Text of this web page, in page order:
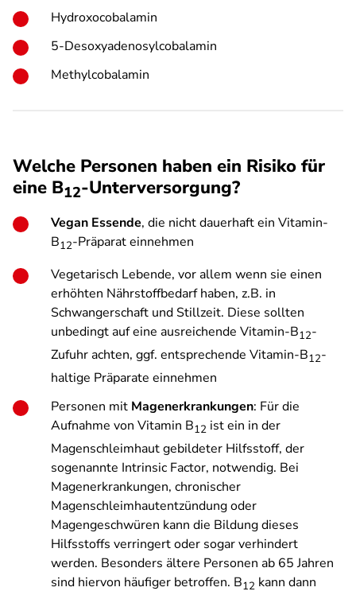
Hydroxocobalamin
5-Desoxyadenosylcobalamin
Methylcobalamin
Welche Personen haben ein Risiko für
eine B12-Unterversorgung?
Vegan Essende, die nicht dauerhaft ein Vitamin-
B12-Präparat einnehmen
Vegetarisch Lebende, vor allem wenn sie einen
erhöhten Nährstoffbedarf haben, z.B. in
Schwangerschaft und Stillzeit. Diese sollten
unbedingt auf eine ausreichende Vitamin-B12-
Zufuhr achten, ggf. entsprechende Vitamin-B12-
haltige Präparate einnehmen
Personen mit Magenerkrankungen: Für die
Aufnahme von Vitamin B12 ist ein in der
Magenschleimhaut gebildeter Hilfsstoff, der
sogenannte Intrinsic Factor, notwendig. Bei
Magenerkrankungen, chronischer
Magenschleimhautentzündung oder
Magengeschwüren kann die Bildung dieses
Hilfsstoffs verringert oder sogar verhindert
werden. Besonders ältere Personen ab 65 Jahren
sind hiervon häufiger betroffen. B12 kann dann